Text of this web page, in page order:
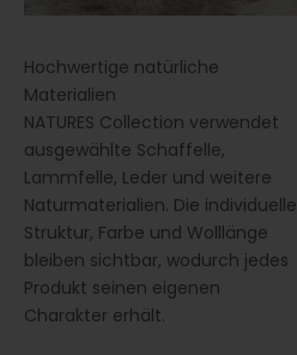
Hochwertige natürliche
Materialien
NATURES Collection verwendet
ausgewählte Schaffelle,
Lammfelle, Leder und weitere
Naturmaterialien. Die individuelle
Struktur, Farbe und Wolllänge
bleiben sichtbar, wodurch jedes
Produkt seinen eigenen
Charakter erhält.